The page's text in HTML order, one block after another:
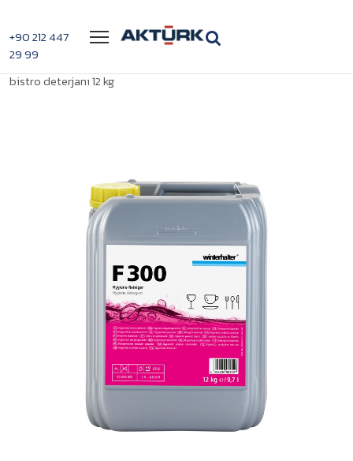
+90 212 447
29 99
Menü
bistro deterjanı 12 kg